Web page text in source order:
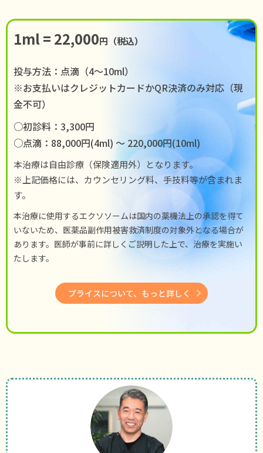
1ml = 22,000円（税込）
投与方法：点滴（4〜10ml）
※お支払いはクレジットカードかQR決済のみ対応（現
金不可）
○初診料：3,300円
○点滴：88,000円(4ml) 〜 220,000円(10ml)
本治療は自由診療（保険適用外）となります。
※上記価格には、カウンセリング料、手技料等が含まれま
す。
本治療に使用するエクソソームは国内の薬機法上の承認を得て
いないため、医薬品副作用被害救済制度の対象外となる場合が
あります。医師が事前に詳しくご説明した上で、治療を実施い
たします。
プライスについて、もっと詳しく